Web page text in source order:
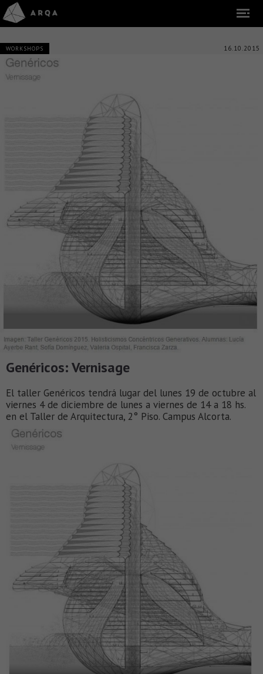
WORKSHOPS 16.10.2015
Genéricos: Vernisage
El taller Genéricos tendrá lugar del lunes 19 de octubre al
viernes 4 de diciembre de lunes a viernes de 14 a 18 hs.
en el Taller de Arquitectura, 2° Piso. Campus Alcorta.